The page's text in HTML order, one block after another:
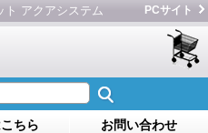
ト アクアシステム PCサイト
ちら お問い合わせ